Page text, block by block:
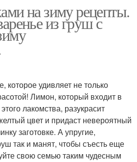
на зиму рецепты.
из груш с
которое удивляет не только
Лимон, который входит в
лакомства, разукрасит
цвет и придаст невероятный
заготовке. А упругие,
так и манят, чтобы съесть еще
свою семью таким чудесным